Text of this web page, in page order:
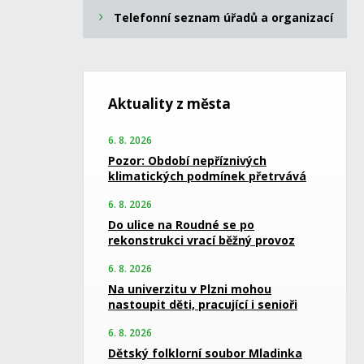
Telefonní seznam úřadů a organizací
Aktuality z města
6. 8. 2026
Pozor: Období nepříznivých
klimatických podmínek přetrvává
6. 8. 2026
Do ulice na Roudné se po
rekonstrukci vrací běžný provoz
6. 8. 2026
Na univerzitu v Plzni mohou
nastoupit děti, pracující i senioři
6. 8. 2026
Dětský folklorní soubor Mladinka